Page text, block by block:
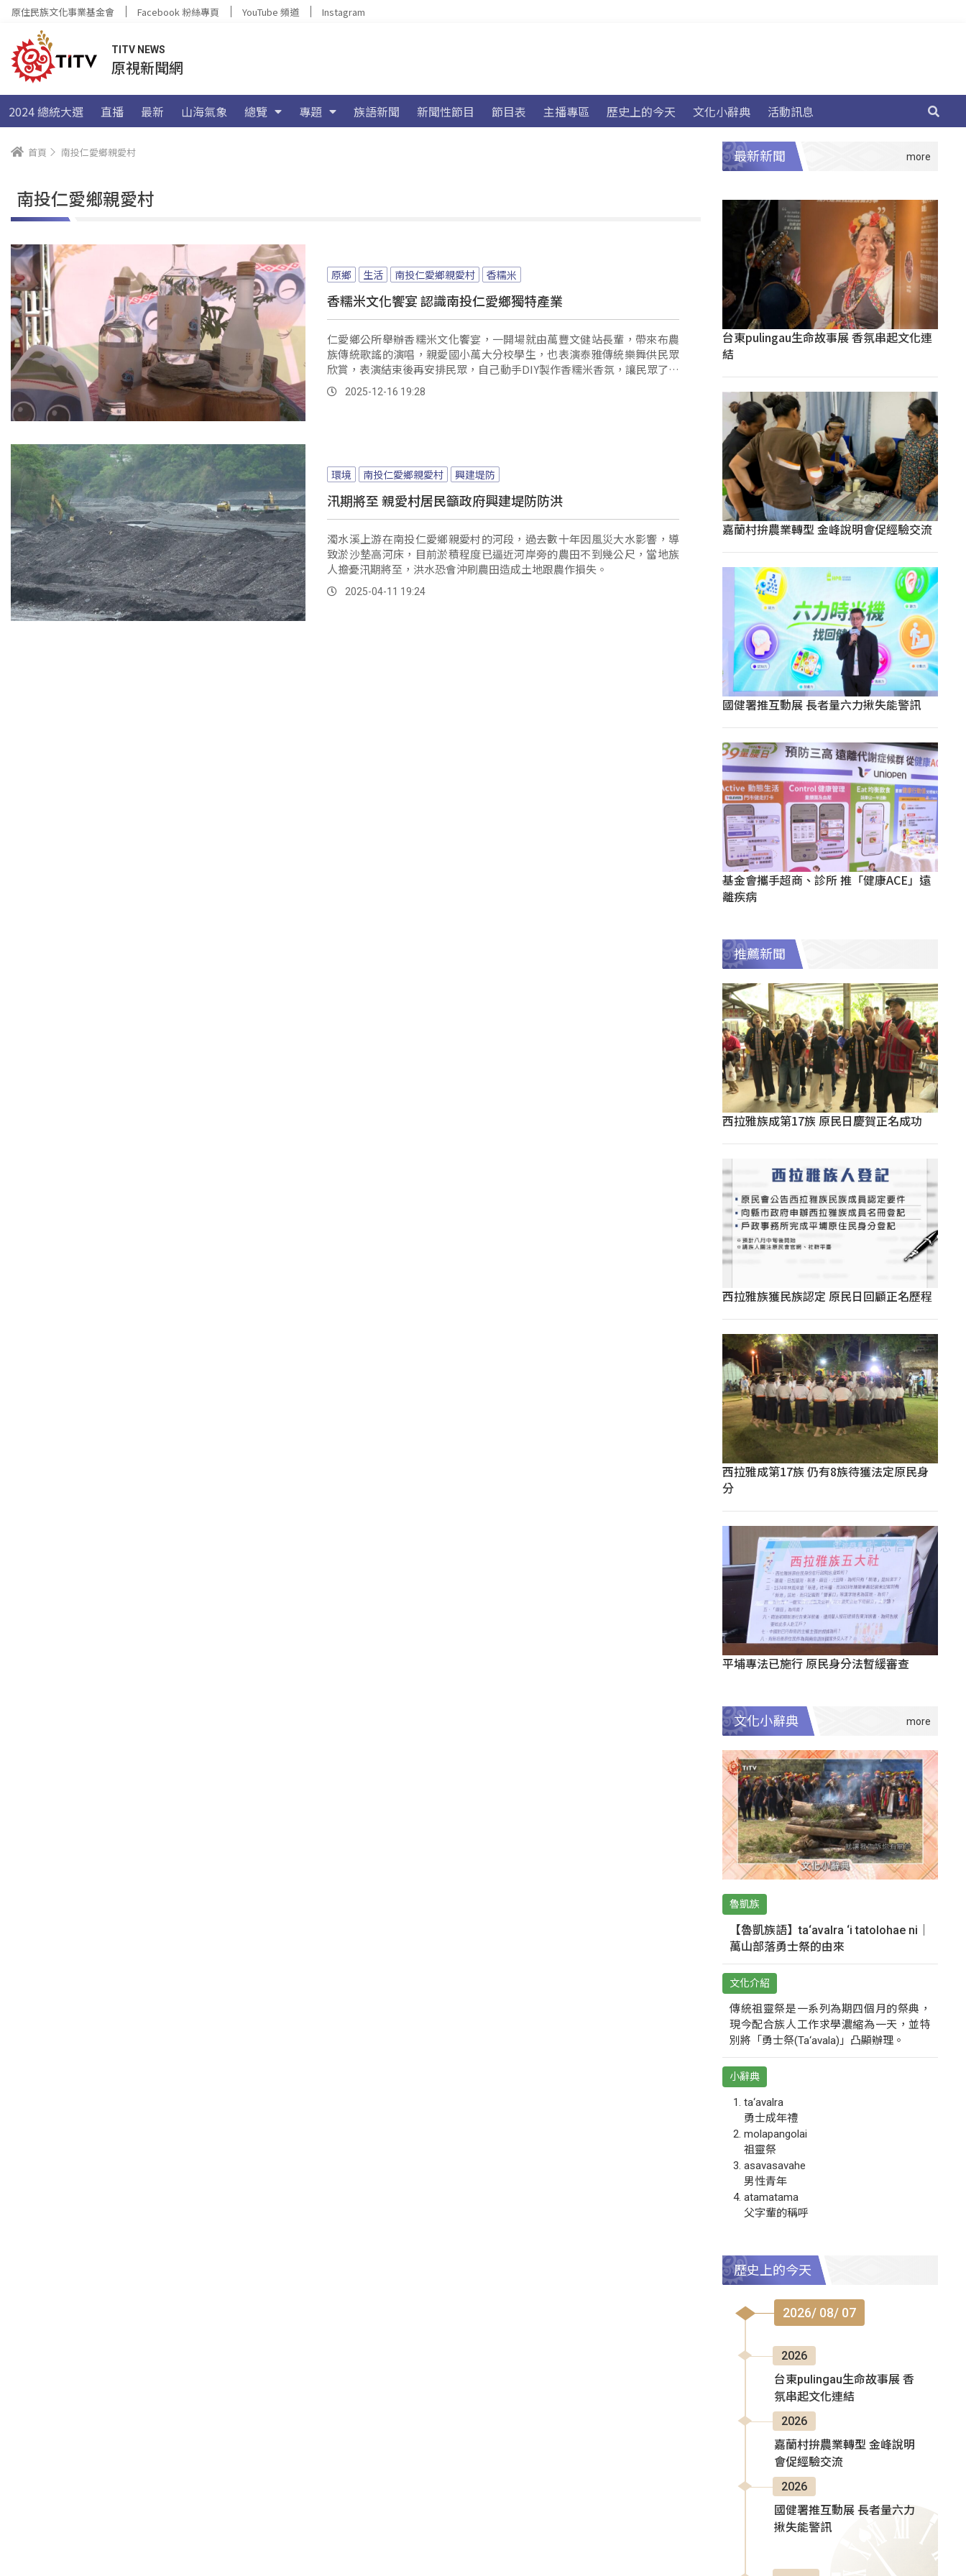
原住民族文化事業基金會 Facebook 粉絲專頁 YouTube 頻道 Instagram
TITV NEWS
原視新聞網
2024 總統大選 直播 最新 山海氣象 總覽 專題 族語新聞 新聞性節目 節目表 主播專區 歷史上的今天 文化小辭典 活動訊息
首頁 南投仁愛鄉親愛村
南投仁愛鄉親愛村
原鄉 生活 南投仁愛鄉親愛村 香糯米
香糯米文化饗宴 認識南投仁愛鄉獨特產業
仁愛鄉公所舉辦香糯米文化饗宴，一開場就由萬豐文健站長輩，帶來布農
族傳統歌謠的演唱，親愛國小萬大分校學生，也表演泰雅傳統樂舞供民眾
欣賞，表演結束後再安排民眾，自己動手DIY製作香糯米香氛，讓民眾了解
香糯米不僅可用來吃，還可以加工做出其它的附加產品。
2025-12-16 19:28
環境 南投仁愛鄉親愛村 興建堤防
汛期將至 親愛村居民籲政府興建堤防防洪
濁水溪上游在南投仁愛鄉親愛村的河段，過去數十年因風災大水影響，導
致淤沙墊高河床，目前淤積程度已逼近河岸旁的農田不到幾公尺，當地族
人擔憂汛期將至，洪水恐會沖刷農田造成土地跟農作損失。
2025-04-11 19:24
最新新聞
台東pulingau生命故事展 香氛串起文化連
結
嘉蘭村拚農業轉型 金峰說明會促經驗交流
國健署推互動展 長者量六力揪失能警訊
基金會攜手超商、診所 推「健康ACE」遠
離疾病
推薦新聞
西拉雅族成第17族 原民日慶賀正名成功
西拉雅族獲民族認定 原民日回顧正名歷程
西拉雅成第17族 仍有8族待獲法定原民身
分
平埔專法已施行 原民身分法暫緩審查
文化小辭典
魯凱族
【魯凱族語】ta‘avalra ‘i tatolohae ni｜
萬山部落勇士祭的由來
文化介紹
傳統祖靈祭是一系列為期四個月的祭典，
現今配合族人工作求學濃縮為一天，並特
別將「勇士祭(Ta‘avala)」凸顯辦理。
小辭典
ta‘avalra
勇士成年禮
molapangolai
祖靈祭
asavasavahe
男性青年
atamatama
父字輩的稱呼
歷史上的今天
2026/ 08/ 07
2026
台東pulingau生命故事展 香
氛串起文化連結
2026
嘉蘭村拚農業轉型 金峰說明
會促經驗交流
2026
國健署推互動展 長者量六力
揪失能警訊